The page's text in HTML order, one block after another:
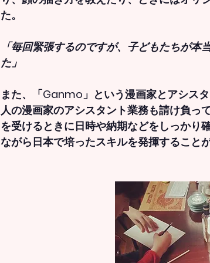
た。
「毎回緊張するのですが、子どもたちが
た」
また、「Ganmo」という漫画家とアシス
人の漫画家のアシスタント業務も請け負っ
を受けるときに日時や納期などをしっかり
ながら日本で培ったスキルを発揮すること